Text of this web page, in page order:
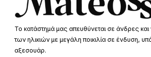
Το κατάστημά μας απευθύνεται σε άνδρες
των ηλικιών με μεγάλη ποικιλία σε ένδυση,
αξεσουάρ.